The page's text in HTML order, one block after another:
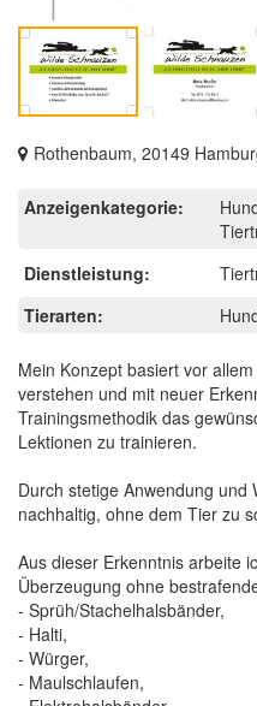
Rothenbaum, 20149
Anzeigenkategorie:
Dienstleistung:
Tierarten:
Mein Konzept basiert vor
verstehen und mit neuer
Trainingsmethodik das
Lektionen zu trainieren.
Durch stetige Anwendung und
nachhaltig, ohne dem Tier zu
Aus dieser Erkenntnis arbeite
Überzeugung ohne
- Sprüh/Stachelhalsbänder,
- Halti,
- Würger,
- Maulschlaufen,